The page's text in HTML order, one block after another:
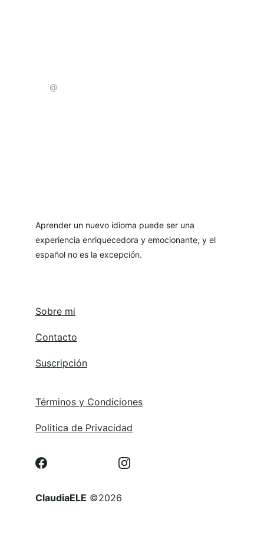
Sobre mi
Contacto
Suscripción
ClaudiaELE ©2026
Aprender un nuevo idioma puede ser una
experiencia enriquecedora y emocionante, y el
español no es la excepción.
Términos y Condiciones
Politica de Privacidad